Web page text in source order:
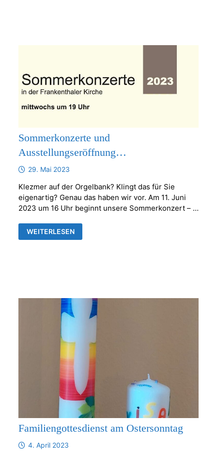
Sommerkonzerte und
Ausstellungseröffnung…
29. Mai 2023
Klezmer auf der Orgelbank? Klingt das für Sie
eigenartig? Genau das haben wir vor. Am 11. Juni
2023 um 16 Uhr beginnt unsere Sommerkonzert – …
SOMMERKONZERTE
UND
WEITERLESEN
Familiengottesdienst am Ostersonntag
4. April 2023